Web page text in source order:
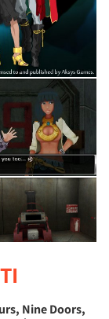
Nine Doors,